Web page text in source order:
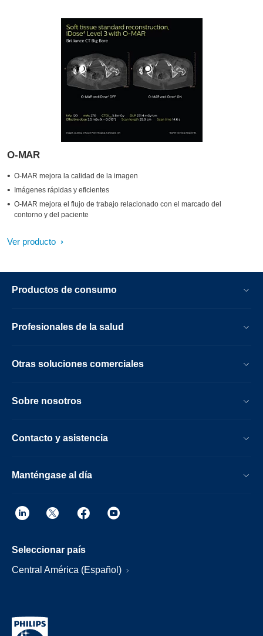
O-MAR
O-MAR mejora la calidad de la imagen
Imágenes rápidas y eficientes
O-MAR mejora el flujo de trabajo relacionado con el marcado del
contorno y del paciente
Ver producto
Productos de consumo
Profesionales de la salud
Otras soluciones comerciales
Sobre nosotros
Contacto y asistencia
Manténgase al día
Seleccionar país
Central América (Español)